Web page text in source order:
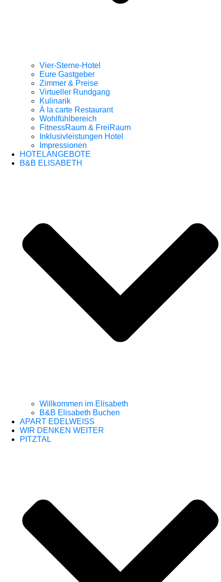
Vier-Sterne-Hotel
Eure Gastgeber
Zimmer & Preise
Virtueller Rundgang
Kulinarik
À la carte Restaurant
Wohlfühlbereich
FitnessRaum & FreiRaum
Inklusivleistungen Hotel
Impressionen
HOTELANGEBOTE
B&B ELISABETH
Willkommen im Elisabeth
B&B Elisabeth Buchen
APART EDELWEISS
WIR DENKEN WEITER
PITZTAL